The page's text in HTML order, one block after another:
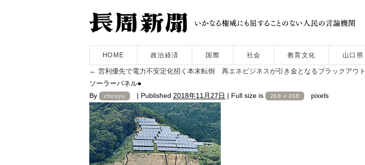
HOME 政治経済 国際 社会 教育文化 山口県
← 営利優先で電力不安定化招く本末転倒 再エネビジネスが引き金となるブラックアウト
ソーラーパネル●
By
chosyu | Published 2018年11月27日 | Full size is 268 × 268 pixels